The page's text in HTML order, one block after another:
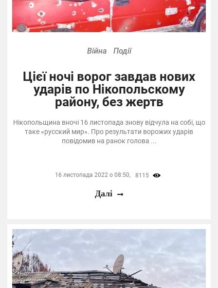
Війна Події
Цієї ночі ворог завдав нових
ударів по Нікопольскому
району, без жертв
Нікопольщина вночі 16 листопада знову відчула на собі, що
таке «русский мир». Про результати ворожих ударів
повідомив на ранок голова ...
16 листопада 2022 о 08:50, 8115
Далі